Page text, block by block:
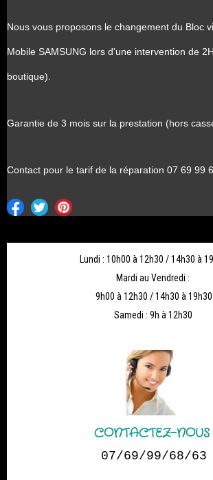
Nous vous proposons le changement du Bloc
Mobile SAMSUNG lors d'une intervention de
boutique).
Garantie de 3 mois sur la prestation (hors
Contact pour le tarif de la réparation 07 69 99
Lundi : 10h00 à 12h30 / 14h30 à
Mardi au Vendredi :
9h00 à 12h30 / 14h30 à 19h30
Samedi : 9h à 12h30
CONTACTEZ-NOUS
07/69/99/68/63